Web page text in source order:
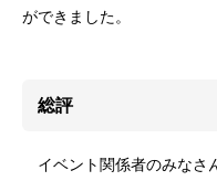
ができました。
総評
イベント関係者のみなさ